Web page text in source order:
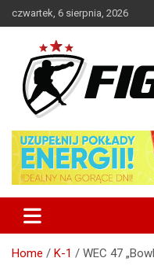
to
czwartek, 6 sierpnia, 2026
FIGHT24.PL
Home K-1 WEC 47